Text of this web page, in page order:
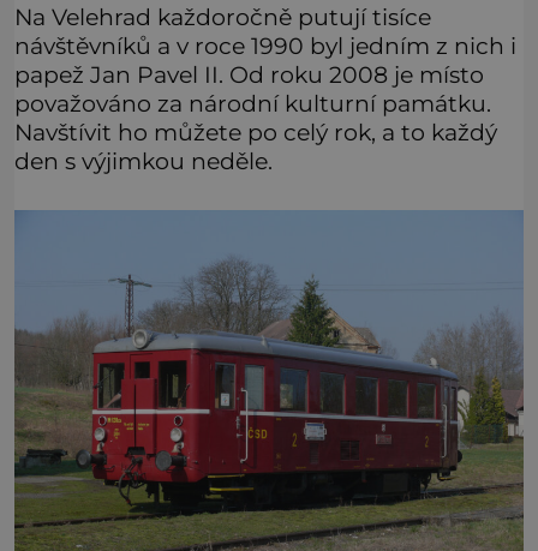
Na Velehrad každoročně putují tisíce
návštěvníků a v roce 1990 byl jedním z nich i
papež Jan Pavel II. Od roku 2008 je místo
považováno za národní kulturní památku.
Navštívit ho můžete po celý rok, a to každý
den s výjimkou neděle.